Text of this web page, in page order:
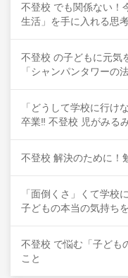
不登校 でも関係ない！
生活」を手に入れる思考
不登校 の子どもに元気
「シャンパンタワーの法
「どうして学校に行け
卒業‼ 不登校 児がみる
不登校 解決のために！
「面倒くさ」くて学校
子どもの本当の気持ち
不登校 で悩む「子ども
こと